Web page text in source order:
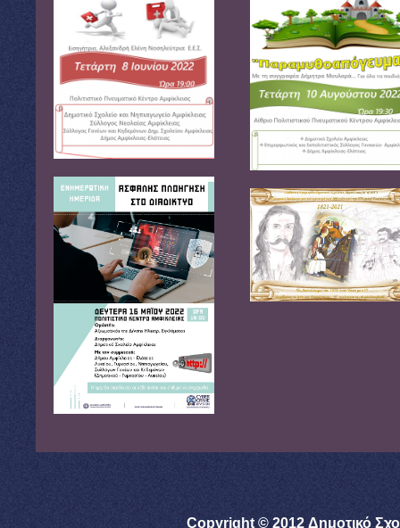
Copyright © 2012 Δημοτικό